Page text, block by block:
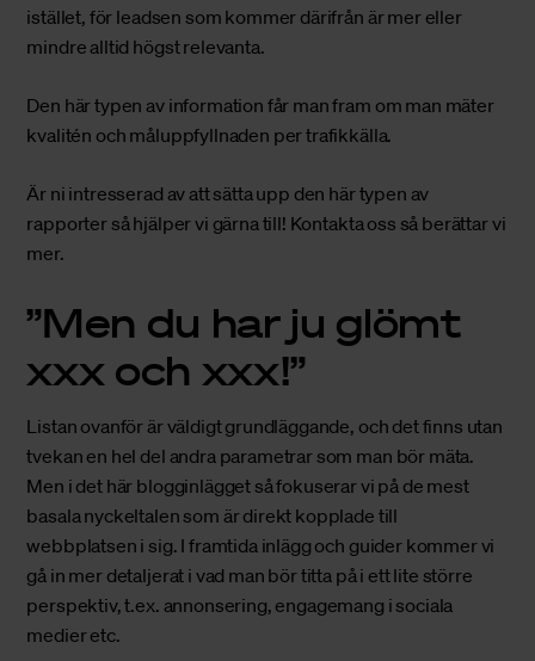
istället, för leadsen som kommer därifrån är mer eller
mindre alltid högst relevanta.
Den här typen av information får man fram om man mäter
kvalitén och måluppfyllnaden per trafikkälla.
Är ni intresserad av att sätta upp den här typen av
rapporter så hjälper vi gärna till! Kontakta oss så berättar vi
mer.
”Men du har ju glömt
xxx och xxx!”
Listan ovanför är väldigt grundläggande, och det finns utan
tvekan en hel del andra parametrar som man bör mäta.
Men i det här blogginlägget så fokuserar vi på de mest
basala nyckeltalen som är direkt kopplade till
webbplatsen i sig. I framtida inlägg och guider kommer vi
gå in mer detaljerat i vad man bör titta på i ett lite större
perspektiv, t.ex. annonsering, engagemang i sociala
medier etc.